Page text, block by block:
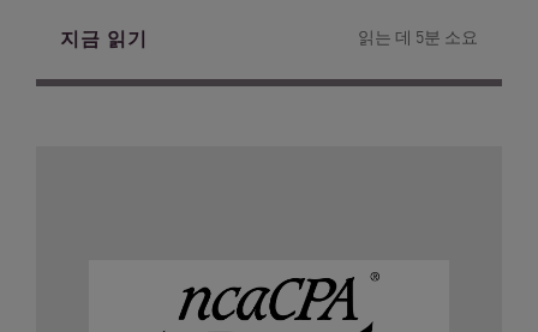
지금 읽기 읽는 데 5분 소요